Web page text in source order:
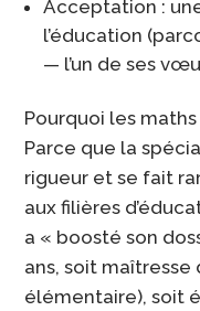
Acceptation :
l’éducation
— l’un de ses
Pourquoi les
Parce que la
rigueur et se fait
aux filières
a « boosté son
ans, soit
élémentaire), soit